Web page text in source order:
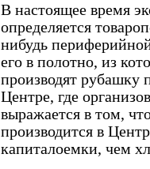
В настоящее время
определяется
нибудь
его в полотно, из
производят рубашку
Центре, где
выражается в том,
производится в
капиталоемки, чем